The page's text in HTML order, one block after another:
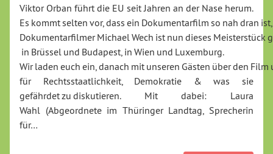
Viktor Orban führt die EU seit Jahren an der Nase herum.
Es kommt selten vor, dass ein Dokumentarfilm so nah dran
Dokumentarfilmer Michael Wech ist nun dieses Meisterstück
in Brüssel und Budapest, in Wien und Luxemburg.
Wir laden euch ein, danach mit unseren Gästen über den
für Rechtsstaatlichkeit, Demokratie & was sie
gefährdet zu diskutieren. Mit dabei: Laura
Wahl (Abgeordnete im Thüringer Landtag, Sprecherin
für…